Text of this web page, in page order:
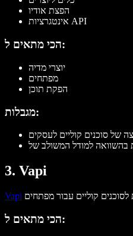
הפצת אודיו
אינטגרציות API
הכי מתאים ל:
יוצרי מדיה
מפתחים
הפקת תוכן
מגבלות:
של סוכנים קוליים לעסקים
3. Vapi
Vapi
הכי מתאים ל: